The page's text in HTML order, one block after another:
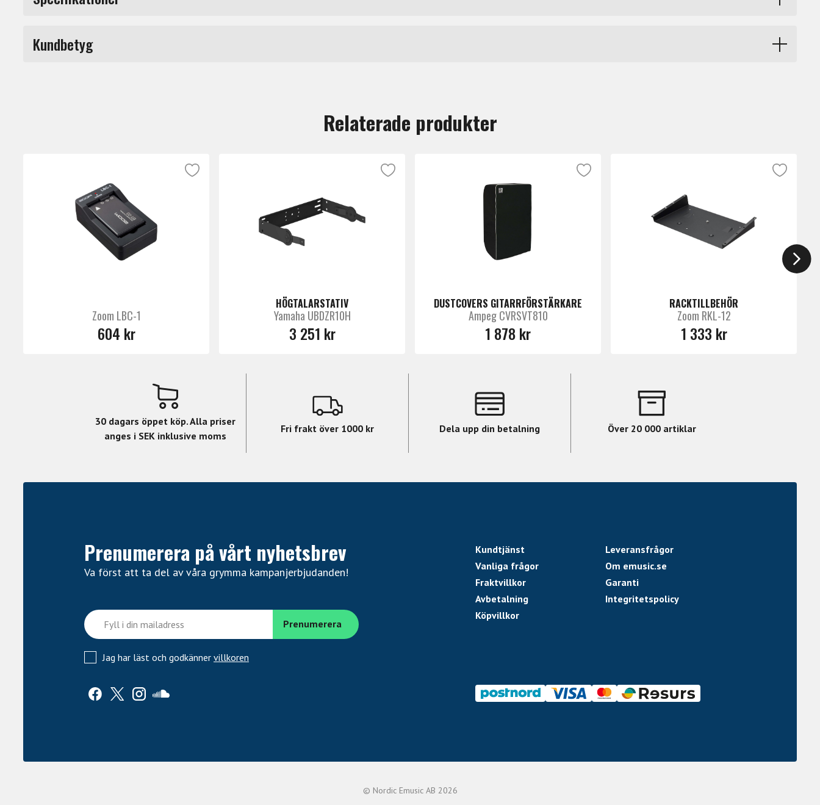
Kundbetyg
Relaterade produkter
Zoom LBC-1
604 kr
HÖGTALARSTATIV
Yamaha UBDZR10H
3 251 kr
DUSTCOVERS GITARRFÖRSTÄRKARE
Ampeg CVRSVT810
1 878 kr
RACKTILLBEHÖR
Zoom RKL-12
1 333 kr
30 dagars öppet köp. Alla priser
anges i SEK inklusive moms
Fri frakt över 1000 kr Dela upp din betalning Över 20 000 artiklar
Prenumerera på vårt nyhetsbrev
Va först att ta del av våra grymma kampanjerbjudanden!
Jag har läst och godkänner villkoren
Kundtjänst
Leveransfrågor
Vanliga frågor
Om emusic.se
Fraktvillkor
Garanti
Avbetalning
Integritetspolicy
Köpvillkor
© Nordic Emusic AB 2026